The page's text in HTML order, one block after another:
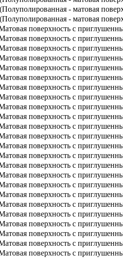
- матовая
- матовая
поверхность с
поверхность с
поверхность с
поверхность с
поверхность с
поверхность с
поверхность с
поверхность с
поверхность с
поверхность с
поверхность с
поверхность с
поверхность с
поверхность с
поверхность с
поверхность с
поверхность с
поверхность с
поверхность с
поверхность с
поверхность с
поверхность с
поверхность с
поверхность с